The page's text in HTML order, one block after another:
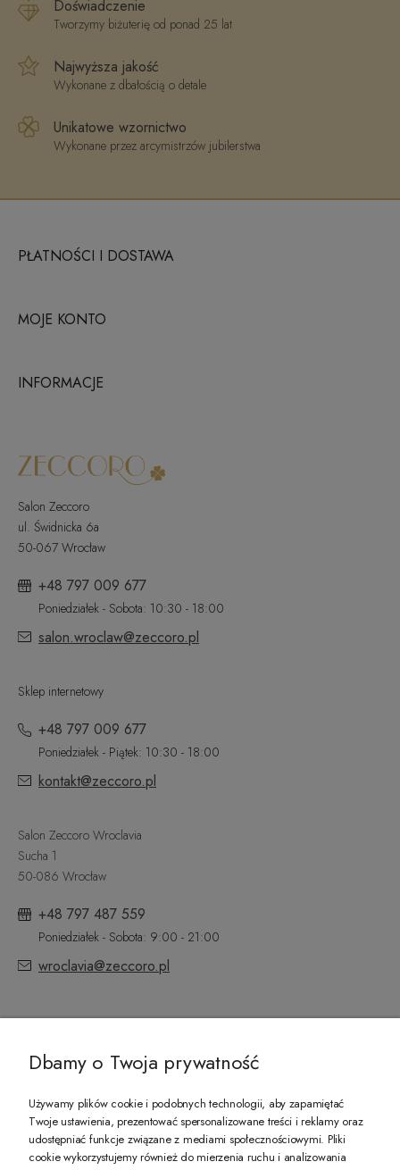
Doświadczenie
Tworzymy biżuterię od ponad 25 lat
Najwyższa jakość
Wykonane z dbałością o detale
Unikatowe wzornictwo
Wykonane przez arcymistrzów jubilerstwa
PŁATNOŚCI I DOSTAWA
MOJE KONTO
INFORMACJE
Salon Zeccoro
ul. Świdnicka 6a
50-067 Wrocław
+48 797 009 677
Poniedziałek - Sobota: 10:30 - 18:00
salon.wroclaw@zeccoro.pl
Sklep internetowy
+48 797 009 677
Poniedziałek - Piątek: 10:30 - 18:00
kontakt@zeccoro.pl
Salon Zeccoro Wroclavia
Sucha 1
50-086 Wrocław
+48 797 487 559
Poniedziałek - Sobota: 9:00 - 21:00
wroclavia@zeccoro.pl
PREZENT DLA CIEBIE!
Dbamy o Twoja prywatność
Używamy plików cookie i podobnych technologii, aby zapamiętać
Twoje ustawienia, prezentować spersonalizowane treści i reklamy oraz
udostępniać funkcje związane z mediami społecznościowymi. Pliki
cookie wykorzystujemy również do mierzenia ruchu i analizowania